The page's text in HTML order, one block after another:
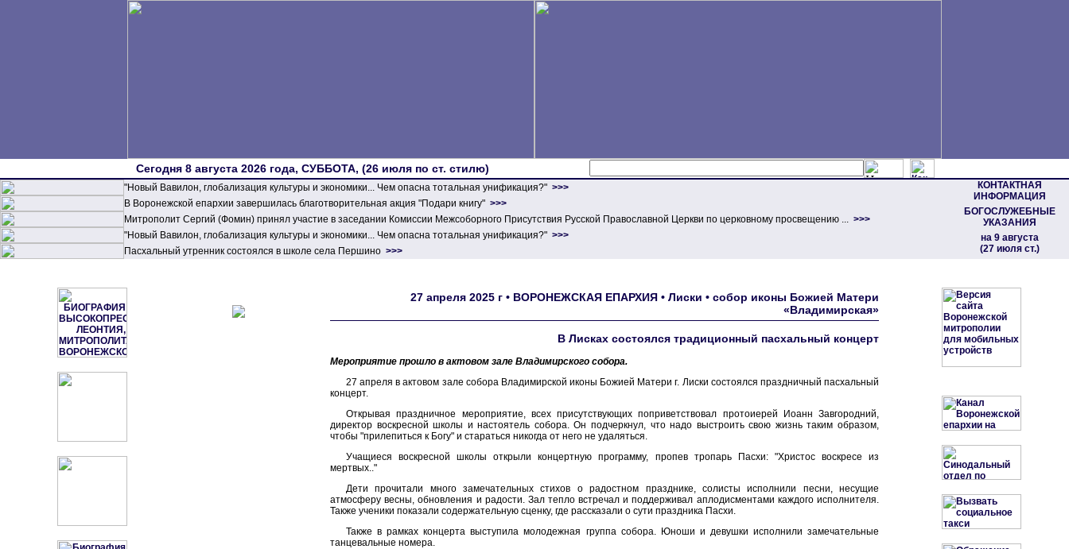
Сегодня 8 августа 2026 года, СУББОТА, (26 июля по ст. стилю)
"Новый Вавилон, глобализация культуры и экономики... Чем опасна тотальная унификация?" >>>
КОНТАКТНАЯ
ИНФОРМАЦИЯ
БОГОСЛУЖЕБНЫЕ
УКАЗАНИЯ
на 9 августа
(27 июля ст.)
В Воронежской епархии завершилась благотворительная акция "Подари книгу" >>>
Митрополит Сергий (Фомин) принял участие в заседании Комиссии Межсоборного Присутствия Русской Православной Церкви по церковному просвещению ... >>>
"Новый Вавилон, глобализация культуры и экономики... Чем опасна тотальная унификация?" >>>
Пасхальный утренник состоялся в школе села Першино >>>
27 апреля 2025 г • ВОРОНЕЖСКАЯ ЕПАРХИЯ • Лиски • собор иконы Божией Матери
«Владимирская»
В Лисках состоялся традиционный пасхальный концерт
Мероприятие прошло в актовом зале Владимирского собора.
27 апреля в актовом зале собора Владимирской иконы Божией Матери г. Лиски состоялся праздничный пасхальный
концерт.
Открывая праздничное мероприятие, всех присутствующих поприветствовал протоиерей Иоанн Завгородний,
директор воскресной школы и настоятель собора. Он подчеркнул, что надо выстроить свою жизнь таким образом,
чтобы "прилепиться к Богу" и стараться никогда от него не удаляться.
Учащиеся воскресной школы открыли концертную программу, пропев тропарь Пасхи: "Христос воскресе из
мертвых.."
Дети прочитали много замечательных стихов о радостном празднике, солисты исполнили песни, несущие
атмосферу весны, обновления и радости. Зал тепло встречал и поддерживал аплодисментами каждого исполнителя.
Также ученики показали содержательную сценку, где рассказали о сути праздника Пасхи.
Также в рамках концерта выступила молодежная группа собора. Юноши и девушки исполнили замечательные
танцевальные номера.